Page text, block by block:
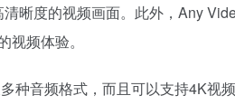
晰度的视频画面。此外，Any
频体验。
种音频格式，而且可以支持4K视